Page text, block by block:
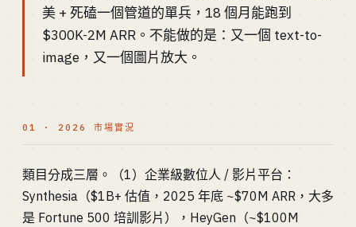
美 + 死磕一個管道的單兵，18 個月能跑到
$300K-2M ARR。不能做的是：又一個 text-to-
image，又一個圖片放大。
01 · 2026 市場實況
類目分成三層。（1）企業級數位人 / 影片平台：
Synthesia（$1B+ 估值，2025 年底 ~$70M ARR，大多
是 Fortune 500 培訓影片），HeyGen（~$100M